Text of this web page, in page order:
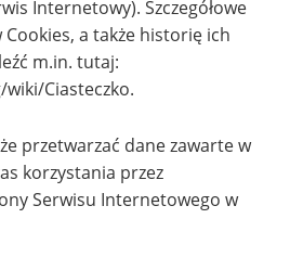
Internetowy). Szczegółowe
a także historię ich
m.in. tutaj:
Ciasteczko.
przetwarzać dane zawarte w
korzystania przez
Serwisu Internetowego w